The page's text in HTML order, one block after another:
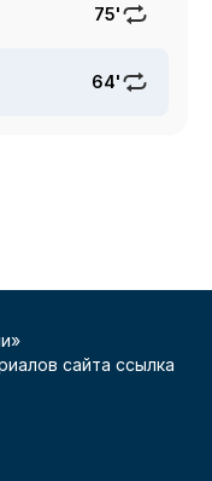
75'
64'
сайта ссылка